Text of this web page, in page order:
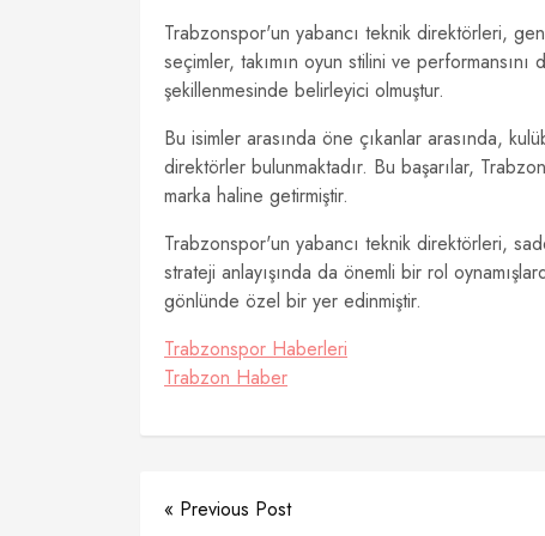
Trabzonspor'un yabancı teknik direktörleri,
seçimler, takımın oyun stilini ve
şekillenmesinde belirleyici olmuştur.
Bu isimler arasında öne çıkanlar arasında,
direktörler bulunmaktadır. Bu başarılar,
marka haline getirmiştir.
Trabzonspor'un yabancı teknik direktörleri,
strateji anlayışında da önemli bir rol
gönlünde özel bir yer edinmiştir.
Trabzonspor Haberleri
Trabzon Haber
« Previous Post